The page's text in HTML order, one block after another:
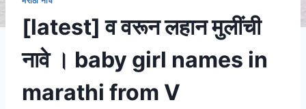
[latest] व वरून लहान मुलींची
नावे । baby girl names in
marathi from V